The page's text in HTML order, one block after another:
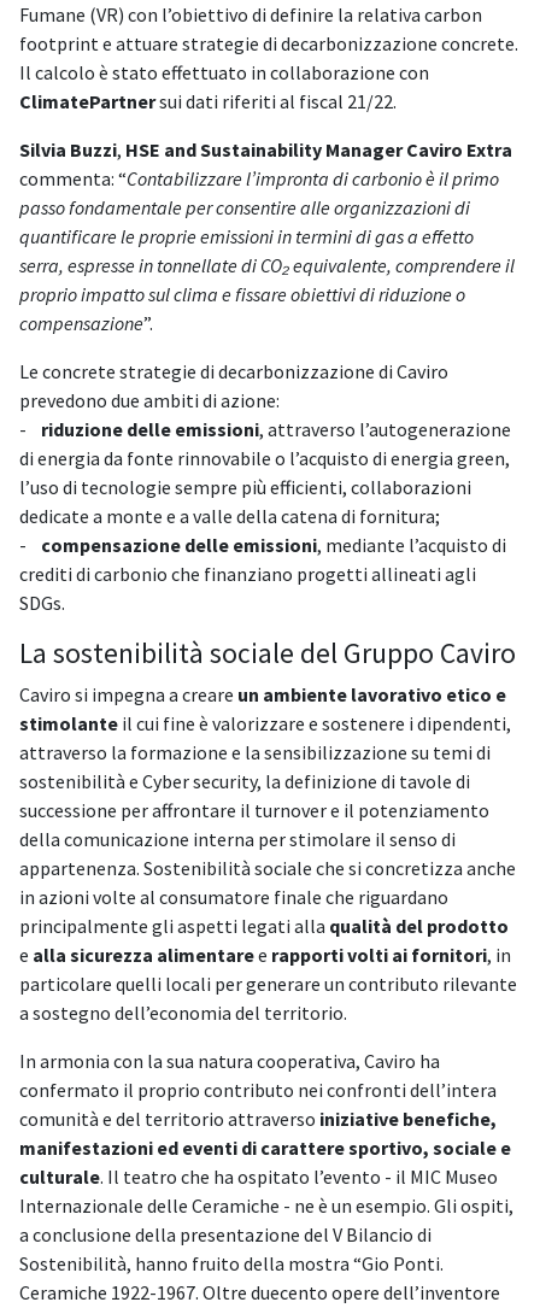
Fumane (VR) con l’obiettivo di definire la relativa carbon
footprint e attuare strategie di decarbonizzazione concrete.
Il calcolo è stato effettuato in collaborazione con
ClimatePartnersui dati riferiti al fiscal 21/22.
Silvia Buzzi, HSE and Sustainability Manager Caviro Extra
commenta: “Contabilizzare l’impronta di carbonio è il primo
passo fondamentale per consentire alle organizzazioni di
quantificare le proprie emissioni in termini di gas a effetto
serra, espresse in tonnellate di CO₂ equivalente, comprendere il
proprio impatto sul clima e fissare obiettivi di riduzione o
compensazione”.
Le concrete strategie di decarbonizzazione di Caviro
prevedono due ambiti di azione:
- riduzione delle emissioni, attraverso l’autogenerazione
di energia da fonte rinnovabile o l’acquisto di energia green,
l’uso di tecnologie sempre più efficienti, collaborazioni
dedicate a monte e a valle della catena di fornitura;
- compensazione delle emissioni, mediante l’acquisto di
crediti di carbonio che finanziano progetti allineati agli
SDGs.
La sostenibilità sociale del Gruppo Caviro
Caviro si impegna a creare un ambiente lavorativo etico e
stimolante il cui fine è valorizzare e sostenere i dipendenti,
attraverso la formazione e la sensibilizzazione su temi di
sostenibilità e Cyber security, la definizione di tavole di
successione per affrontare il turnover e il potenziamento
della comunicazione interna per stimolare il senso di
appartenenza. Sostenibilità sociale che si concretizza anche
in azioni volte al consumatore finale che riguardano
principalmente gli aspetti legati alla qualità del prodotto
e alla sicurezza alimentaree rapporti volti ai fornitori, in
particolare quelli locali per generare un contributo rilevante
a sostegno dell’economia del territorio.
In armonia con la sua natura cooperativa, Caviro ha
confermato il proprio contributo nei confronti dell’intera
comunità e del territorio attraverso iniziative benefiche,
manifestazioni ed eventi di carattere sportivo, sociale e
culturale. Il teatro che ha ospitato l’evento - il MIC Museo
Internazionale delle Ceramiche - ne è un esempio. Gli ospiti,
a conclusione della presentazione del V Bilancio di
Sostenibilità, hanno fruito della mostra “Gio Ponti.
Ceramiche 1922-1967. Oltre duecento opere dell’inventore